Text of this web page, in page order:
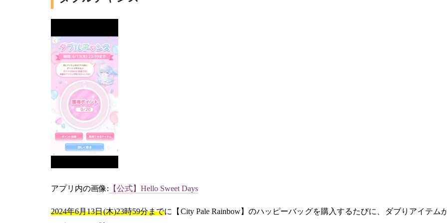
アプリ内の画像: 【公式】Hello Sweet Days
2024年6月13日(木)23時59分までに【City Pale Rainbow】のハッピーバッグを購入するたびに、ダブりアイテム